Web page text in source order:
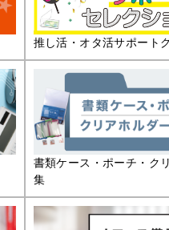
推し活・オタ活サポート
書類ケース・ポーチ・ク
集